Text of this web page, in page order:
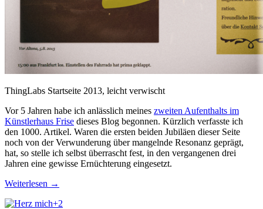
ThingLabs Startseite 2013, leicht verwischt
Vor 5 Jahren habe ich anlässlich meines zweiten Aufenthalts im
Künstlerhaus Frise dieses Blog begonnen. Kürzlich verfasste ich
den 1000. Artikel. Waren die ersten beiden Jubiläen dieser Seite
noch von der Verwunderung über mangelnde Resonanz geprägt,
hat, so stelle ich selbst überrascht fest, in den vergangenen drei
Jahren eine gewisse Ernüchterung eingesetzt.
Weiterlesen →
+2